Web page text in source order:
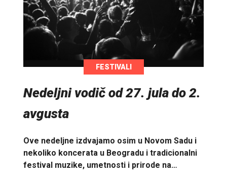
FESTIVALI
Nedeljni vodič od 27. jula do 2.
avgusta
Ove nedeljne izdvajamo osim u Novom Sadu i
nekoliko koncerata u Beogradu i tradicionalni
festival muzike, umetnosti i prirode na…